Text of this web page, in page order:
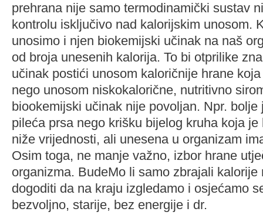
prehrana nije samo termodinamički sustav
kontrolu isključivo nad kalorijskim unosom.
unosimo i njen biokemijski učinak na naš
od broja unesenih kalorija. To bi otprilike
učinak postići unosom kaloričnije hrane
nego unosom niskokalorične, nutritivno
biookemijski učinak nije povoljan. Npr. bolje
pileća prsa nego krišku bijelog kruha koja
niže vrijednosti, ali unesena u organizam
Osim toga, ne manje važno, izbor hrane
organizma. BudeMo li samo zbrajali kalorije
dogoditi da na kraju izgledamo i osjećamo
bezvoljno, starije, bez energije i dr.